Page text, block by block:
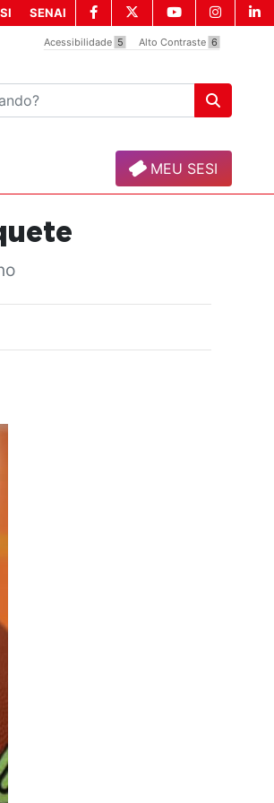
Acessibilidade 5 Alto Contraste 6
SENAI
MEU SESI